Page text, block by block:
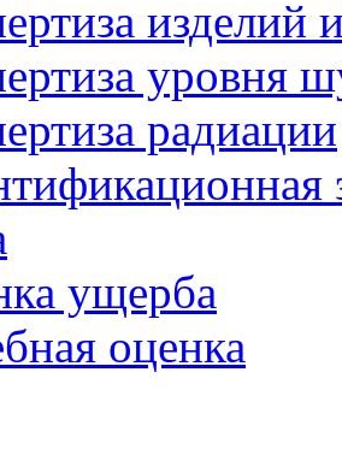
изделий
уровня
радиации
ущерба
оценка